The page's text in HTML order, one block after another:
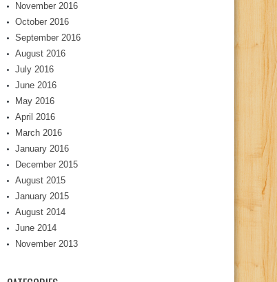
November 2016
October 2016
September 2016
August 2016
July 2016
June 2016
May 2016
April 2016
March 2016
January 2016
December 2015
August 2015
January 2015
August 2014
June 2014
November 2013